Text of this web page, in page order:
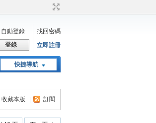
自動登錄
找回密碼
登錄 立即註冊
快捷導航
收藏本版 訂閱